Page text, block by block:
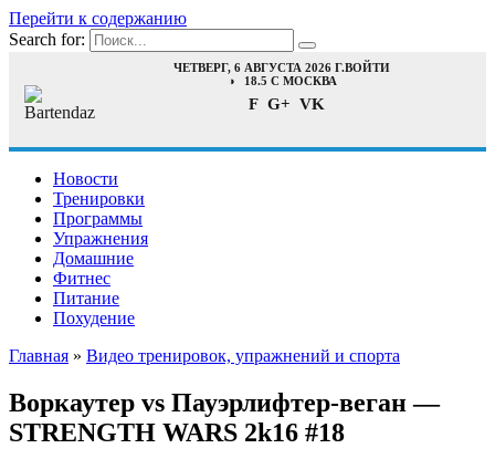
Перейти к содержанию
Search for:
ЧЕТВЕРГ, 6 АВГУСТА 2026 Г.ВОЙТИ
18.5 C МОСКВА
F G+ VK
Новости
Тренировки
Программы
Упражнения
Домашние
Фитнес
Питание
Похудение
Главная » Видео тренировок, упражнений и спорта
Воркаутер vs Пауэрлифтер-веган —
STRENGTH WARS 2k16 #18